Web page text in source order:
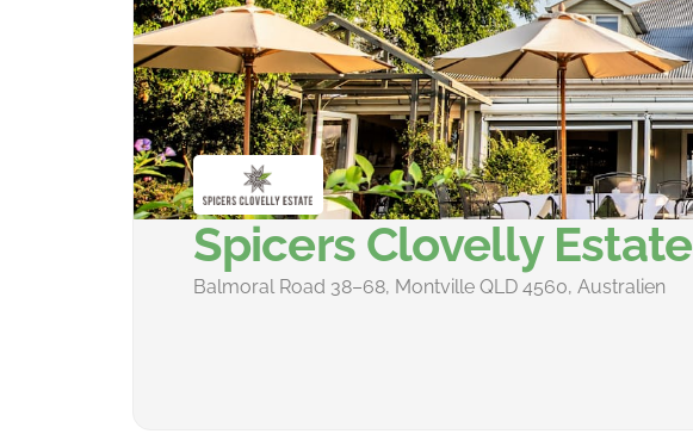
Spicers Clovelly Estate
Balmoral Road 38–68, Montville QLD 4560, Australien